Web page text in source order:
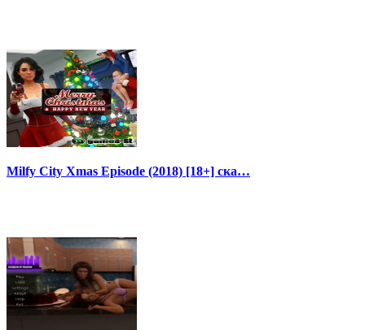
Milfy City Xmas Episode (2018) [18+] ска…